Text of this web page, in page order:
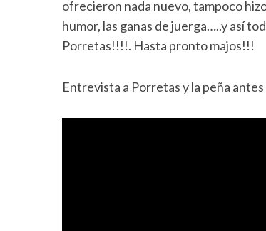
ofrecieron nada nuevo, tampoco
humor, las ganas de juerga…..y así
Porretas!!!!. Hasta pronto majos!!!
Entrevista a Porretas y la peña